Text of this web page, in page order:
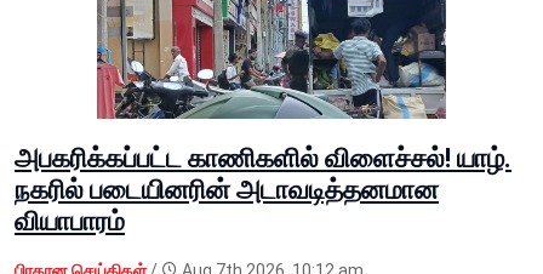
அபகரிக்கப்பட்ட காணிகளில் விளைச்சல்! யாழ்.
நகரில் படையினரின் அடாவடித்தனமான
வியாபாரம்